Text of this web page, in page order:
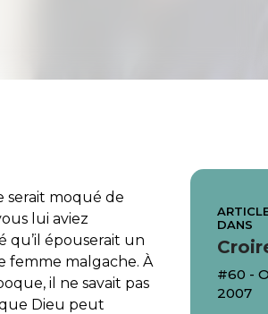
serait moqué de
lui aviez
qu’il épouserait un
femme malgache. À
il ne savait pas
Dieu peut
DANS
#60 -
2007